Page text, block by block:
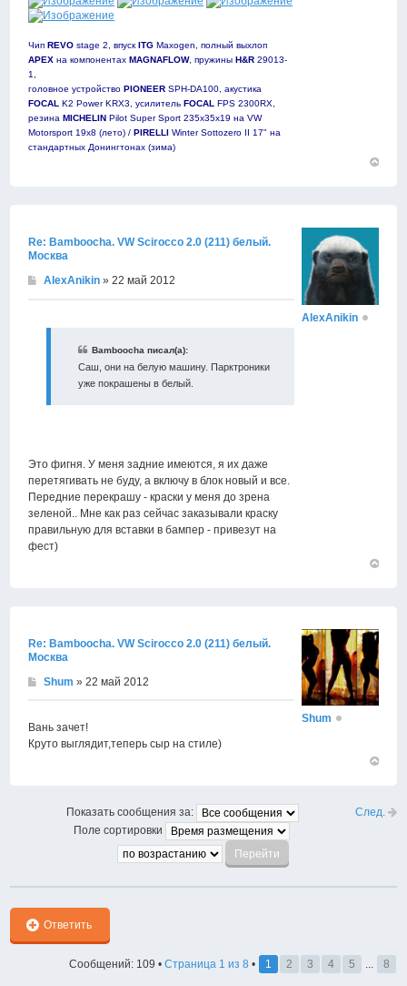
Чип REVO stage 2, впуск ITG Maxogen, полный выхлоп
APEX на компонентах MAGNAFLOW, пружины H&R 29013-
1,
головное устройство PIONEER SPH-DA100, акустика
FOCAL K2 Power KRX3, усилитель FOCAL FPS 2300RX,
резина MICHELIN Pilot Super Sport 235х35х19 на VW
Motorsport 19х8 (лето) / PIRELLI Winter Sottozero II 17" на
стандартных Донингтонах (зима)
Re: Bamboocha. VW Scirocco 2.0 (211) белый.
Москва
AlexAnikin » 22 май 2012
Bamboocha писал(а):
Саш, они на белую машину. Парктроники
уже покрашены в белый.
Это фигня. У меня задние имеются, я их даже
перетягивать не буду, а включу в блок новый и все.
Передние перекрашу - краски у меня до зрена
зеленой.. Мне как раз сейчас заказывали краску
правильную для вставки в бампер - привезут на
фест)
AlexAnikin
Re: Bamboocha. VW Scirocco 2.0 (211) белый.
Москва
Shum » 22 май 2012
Вань зачет!
Круто выглядит,теперь сыр на стиле)
Shum
началу
След.
Показать сообщения за:
Поле сортировки
Ответить
Сообщений: 109 • Страница 1 из 8 • 1 2 3 4 5 8